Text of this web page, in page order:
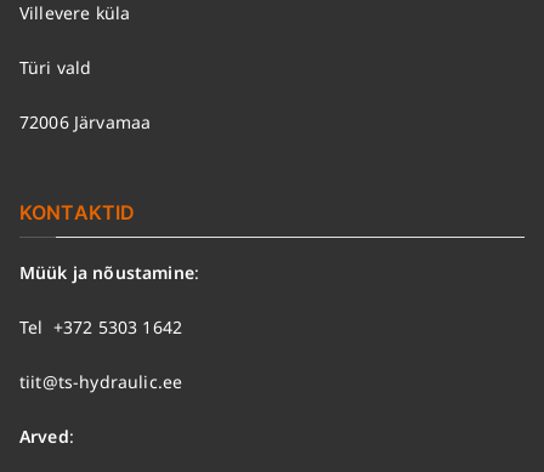
Villevere küla
Türi vald
72006 Järvamaa
KONTAKTID
Müük ja nõustamine:
Tel +372 5303 1642
tiit@ts-hydraulic.ee
Arved: